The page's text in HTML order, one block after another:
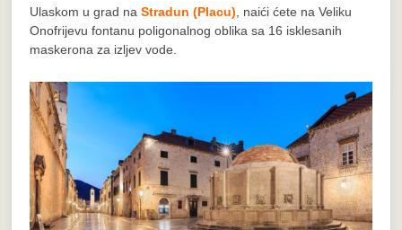
Ulaskom u grad naStradun (Placu) , naići ćete na Veliku
Onofrijevu fontanu poligonalnog oblika sa 16 isklesanih
maskerona za izljev vode.